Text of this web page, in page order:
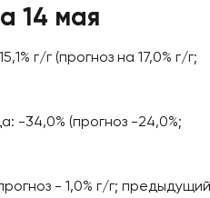
14 мая
г/г (прогноз на 17,0% г/г;
-34,0% (прогноз -24,0%;
- 1,0% г/г; предыдущий